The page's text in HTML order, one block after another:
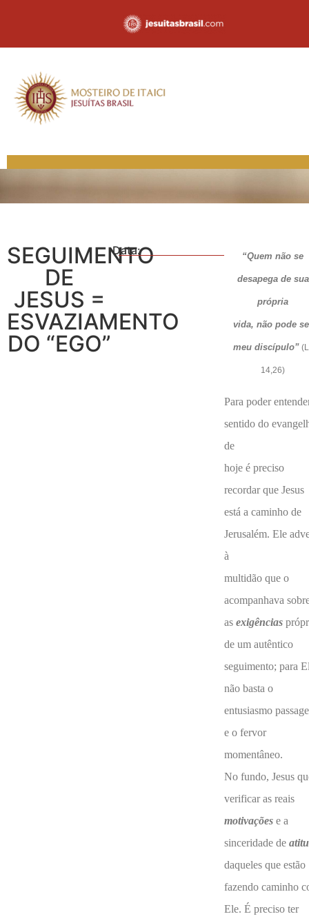
SEGUIMENTO
DE
JESUS =
ESVAZIAMENTO
DO “EGO”
Data: “Quem não se
desapega de sua
própria
vida, não pode
meu discípulo”
14,26)
Para poder
sentido do
de
hoje é preciso
recordar que Jesus
está a caminho de
Jerusalém. Ele
à
multidão que o
acompanhava
asexigências
de um autêntico
seguimento; para
não basta o
entusiasmo
e o fervor
momentâneo.
No fundo, Jesus
verificar as reais
motivações e a
sinceridade de
daqueles que estão
fazendo caminho
Ele. É preciso ter